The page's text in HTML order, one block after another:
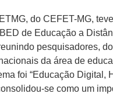
do CEFET-MG,
de Educação a
pesquisadores,
da área de
foi “Educação Digital,
se como um